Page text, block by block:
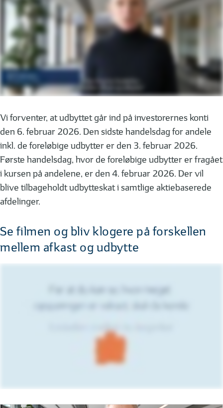
Vi forventer, at udbyttet går ind på investorernes konti
den 6. februar 2026. Den sidste handelsdag for andele
inkl. de foreløbige udbytter er den 3. februar 2026.
Første handelsdag, hvor de foreløbige udbytter er fragået
i kursen på andelene, er den 4. februar 2026. Der vil
blive tilbageholdt udbytteskat i samtlige aktiebaserede
afdelinger.
Se filmen og bliv klogere på forskellen
mellem afkast og udbytte